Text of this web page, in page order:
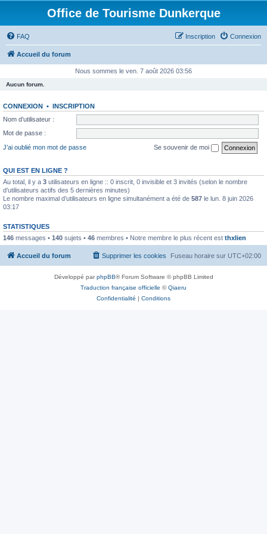
Office de Tourisme Dunkerque
FAQ Connexion
Inscription
Accueil du forum
Nous sommes le ven. 7 août 2026 03:56
Aucun forum.
CONNEXION • INSCRIPTION
Nom d’utilisateur :
Mot de passe :
J’ai oublié mon mot de passe
Se souvenir de moi
QUI EST EN LIGNE ?
Au total, il y a 3 utilisateurs en ligne :: 0 inscrit, 0 invisible et 3 invités (selon le nombre
d’utilisateurs actifs des 5 dernières minutes)
Le nombre maximal d’utilisateurs en ligne simultanément a été de 587 le lun. 8 juin 2026
03:17
STATISTIQUES
146 messages • 140 sujets • 46 membres • Notre membre le plus récent est thxlien
Accueil du forum Fuseau horaire sur UTC+02:00
Supprimer les cookies
Développé parphpBB® Forum Software © phpBB Limited
Traduction française officielle ©Qiaeru
Confidentialité | Conditions